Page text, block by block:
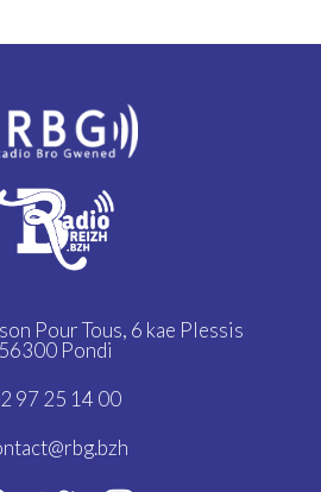
Pour Tous, 6 kae Plessis
56300 Pondi
97 25 14 00